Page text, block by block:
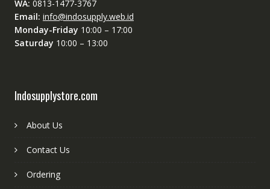
WA: 0813-1477-3767
Email: info@indosupply.web.id
Monday-Friday 10:00 – 17:00
Saturday 10:00 – 13:00
Indosupplystore.com
About Us
Contact Us
Ordering